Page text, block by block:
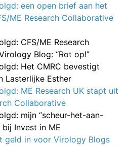
een open brief aan het
ME Research Collaborative
CFS/ME Research
Blog: “Rot op!”
Het CMRC bevestigt
Lasterlijke Esther
ME Research UK stapt uit
Collaborative
mijn “scheur-het-aan-
Invest in ME
geld in voor Virology Blogs